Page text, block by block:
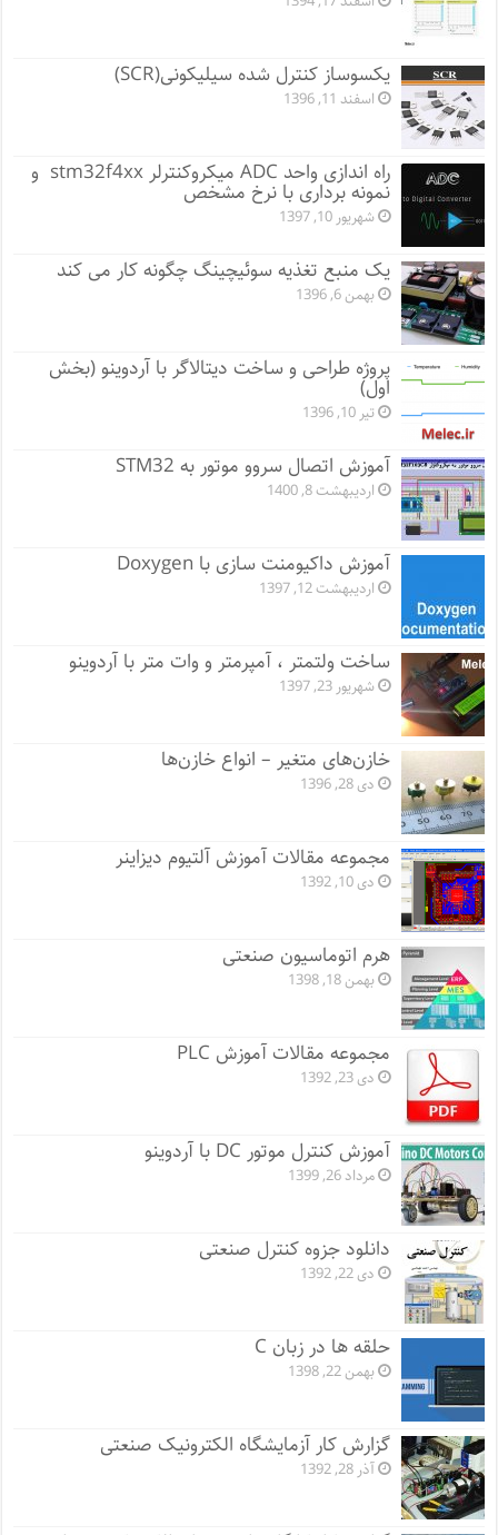
یکسوساز کنترل شده سیلیکونی(SCR)
اسفند 11, 1396
راه اندازی واحد ADC میکروکنترلر stm32f4xx و
نمونه برداری با نرخ مشخص
شهریور 10, 1397
یک منبع تغذیه سوئیچینگ چگونه کار می کند
بهمن 6, 1396
پروژه طراحی و ساخت دیتالاگر با آردوینو (بخش
اول)
تیر 10, 1396
آموزش اتصال سروو موتور به STM32
اردیبهشت 8, 1400
آموزش داکیومنت سازی با Doxygen
اردیبهشت 12, 1397
ساخت ولتمتر ، آمپرمتر و وات متر با آردوینو
شهریور 23, 1397
خازن‌های متغیر – انواع خازن‌ها
دی 28, 1396
مجموعه مقالات آموزش آلتیوم دیزاینر
دی 10, 1392
هرم اتوماسیون صنعتی
بهمن 18, 1398
مجموعه مقالات آموزش PLC
دی 23, 1392
آموزش کنترل موتور DC با آردوینو
مرداد 26, 1399
دانلود جزوه کنترل صنعتی
دی 22, 1392
حلقه ها در زبان C
بهمن 22, 1398
گزارش کار آزمایشگاه الکترونیک صنعتی
آذر 28, 1392